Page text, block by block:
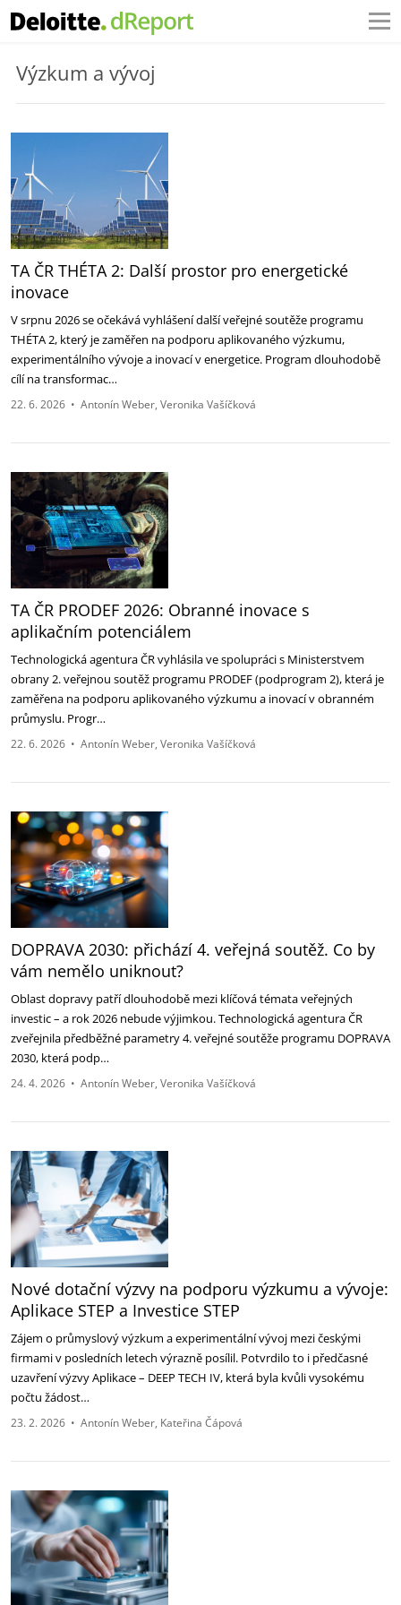
Výzkum a vývoj
TA ČR THÉTA 2: Další prostor pro energetické
inovace
V srpnu 2026 se očekává vyhlášení další veřejné soutěže programu
THÉTA 2, který je zaměřen na podporu aplikovaného výzkumu,
experimentálního vývoje a inovací v energetice. Program dlouhodobě
cílí na transformac…
22. 6. 2026 • Antonín Weber Veronika Vašíčková
TA ČR PRODEF 2026: Obranné inovace s
aplikačním potenciálem
Technologická agentura ČR vyhlásila ve spolupráci s Ministerstvem
obrany 2. veřejnou soutěž programu PRODEF (podprogram 2), která je
zaměřena na podporu aplikovaného výzkumu a inovací v obranném
průmyslu. Progr…
22. 6. 2026 • Antonín Weber Veronika Vašíčková
DOPRAVA 2030: přichází 4. veřejná soutěž. Co by
vám nemělo uniknout?
Oblast dopravy patří dlouhodobě mezi klíčová témata veřejných
investic – a rok 2026 nebude výjimkou. Technologická agentura ČR
zveřejnila předběžné parametry 4. veřejné soutěže programu DOPRAVA
2030, která podp…
24. 4. 2026 • Antonín Weber Veronika Vašíčková
Nové dotační výzvy na podporu výzkumu a vývoje:
Aplikace STEP a Investice STEP
Zájem o průmyslový výzkum a experimentální vývoj mezi českými
firmami v posledních letech výrazně posílil. Potvrdilo to i předčasné
uzavření výzvy Aplikace – DEEP TECH IV, která byla kvůli vysokému
počtu žádost…
23. 2. 2026 • Antonín Weber Kateřina Čápová